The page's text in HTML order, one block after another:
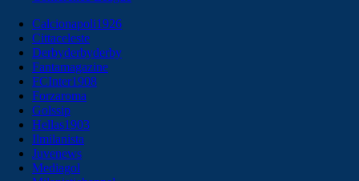
Calcionapoli1926
Cittaceleste
Derbyderbyderby
Fantamagazine
FCInter1908
Forzaroma
Golssip
Hellas1903
Ilmilanista
Juvenews
Mediagol